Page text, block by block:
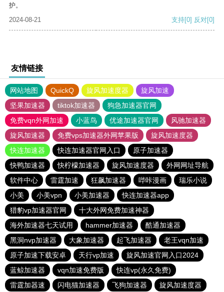
护。
2024-08-21
支持[0] 反对[0]
友情链接
网站地图 QuickQ 旋风加速度器
旋风加速
坚果加速器
tiktok加速器
狗急加速器官网
免费vqn外网加速
小蓝鸟 优途加速器官网
风驰加速器
旋风加速器
免费vps加速器外网苹果版
旋风加速度器
快连加速器
快连加速器官网入口
原子加速器
快鸭加速器
快柠檬加速器 旋风加速度器
外网网址导航
软件中心
雷霆加速 狂飙加速器 哔咔漫画
瑞乐小说
小美
小美vpn 小美加速器
快连加速器app
猎豹vp加速器官网
十大外网免费加速神器
海外加速器七天试用
hammer加速器
酷通加速器
黑洞nvp加速器
大象加速器 起飞加速器
老王vqn加速
原子加速下载安卓
天行vp加速
旋风加速官网入口2024
蓝鲸加速器
vqn加速免费版
快连vp(永久免费)
雷霆加器速
闪电猫加速器 飞狗加速器 旋风加速度器